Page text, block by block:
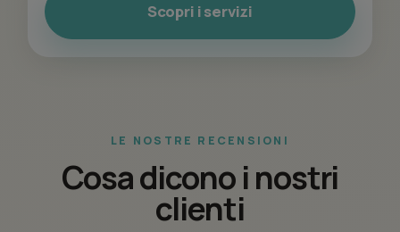
Scopri i servizi
LE NOSTRE RECENSIONI
Cosa dicono i nostri
clienti